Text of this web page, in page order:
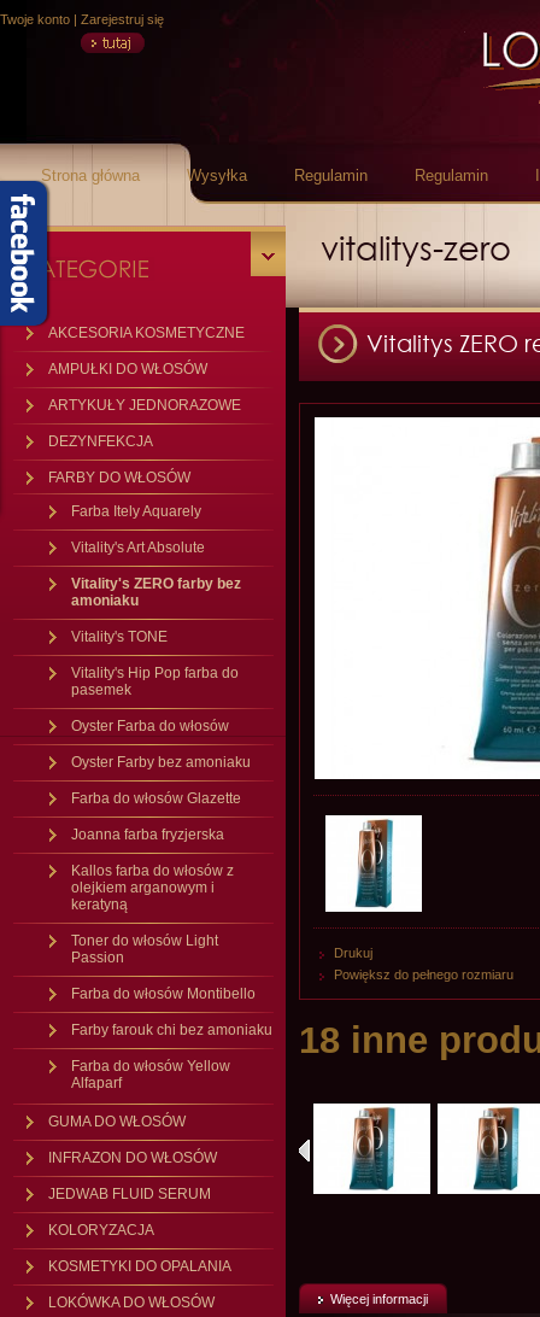
Twoje konto | Zarejestruj się
Strona główna Wysyłka Regulamin Regulamin
AKCESORIA KOSMETYCZNE
AMPUŁKI DO WŁOSÓW
ARTYKUŁY JEDNORAZOWE
DEZYNFEKCJA
FARBY DO WŁOSÓW
Farba Itely Aquarely
Vitality's Art Absolute
Vitality's ZERO farby bez
amoniaku
Vitality's TONE
Vitality's Hip Pop farba do
pasemek
Oyster Farba do włosów
Oyster Farby bez amoniaku
Farba do włosów Glazette
Joanna farba fryzjerska
Kallos farba do włosów z
olejkiem arganowym i
keratyną
Toner do włosów Light
Passion
Farba do włosów Montibello
Farby farouk chi bez amoniaku
Farba do włosów Yellow
Alfaparf
GUMA DO WŁOSÓW
INFRAZON DO WŁOSÓW
JEDWAB FLUID SERUM
KOLORYZACJA
KOSMETYKI DO OPALANIA
LOKÓWKA DO WŁOSÓW
vitalitys-zero
Vitalitys ZERO
Drukuj
Powiększ do pełnego rozmiaru
18 inne
Więcej informacji